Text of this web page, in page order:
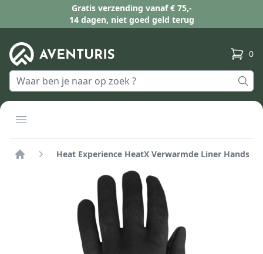
Gratis verzending vanaf € 75,-
14 dagen, niet goed geld terug
0
Open menu
Heat Experience HeatX Verwarmde Liner